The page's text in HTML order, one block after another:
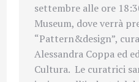
settembre alle ore
Museum, dove verrà
“Pattern&design”,
Alessandra Coppa ed
Cultura. Le curatrici